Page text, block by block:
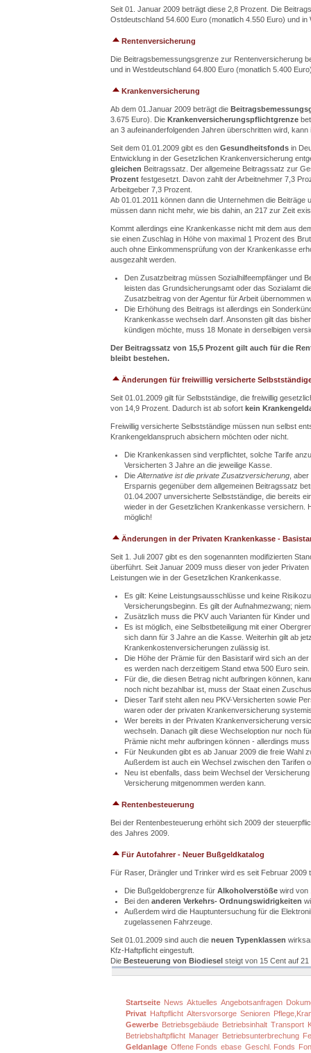
Seit 01. Januar 2009 beträgt diese 2,8 Prozent. Die
Ostdeutschland 54.600 Euro (monatlich 4.550 Euro) und
Rentenversicherung
Die Beitragsbemessungsgrenze zur Rentenversicherung
und in Westdeutschland 64.800 Euro (monatlich 5.400
Krankenversicherung
Ab dem 01.Januar 2009 beträgt die
3.675 Euro). Die Krankenversicherungspflichtgrenze
an 3 aufeinanderfolgenden Jahren überschritten wird,
Seit dem 01.01.2009 gibt es den Gesundheitsfonds in
Entwicklung in der Gesetzlichen Krankenversicherung
gleichen Beitragssatz. Der allgemeine Beitragssatz zur
Prozent festgesetzt. Davon zahlt der Arbeitnehmer 7,3
Arbeitgeber 7,3 Prozent.
Ab 01.01.2011 können dann die Unternehmen die Beiträge
müssen dann nicht mehr, wie bis dahin, an 217 zur Zeit
Kommt allerdings eine Krankenkasse nicht mit dem aus
sie einen Zuschlag in Höhe von maximal 1 Prozent des
auch ohne Einkommensprüfung von der Krankenkasse
ausgezahlt werden.
Den Zusatzbeitrag müssen Sozialhilfeempfänger und
leisten das Grundsicherungsamt oder das Sozialamt
Zusatzbeitrag von der Agentur für Arbeit übernommen
Die Erhöhung des Beitrags ist allerdings ein
Krankenkasse wechseln darf. Ansonsten gilt das
kündigen möchte, muss 18 Monate in derselbigen
Der Beitragssatz von 15,5 Prozent gilt auch für die
bleibt bestehen.
Änderungen für freiwillig versicherte
Seit 01.01.2009 gilt für Selbstständige, die freiwillig
von 14,9 Prozent. Dadurch ist ab sofort kein
Freiwillig versicherte Selbstständige müssen nun selbst
Krankengeldanspruch absichern möchten oder nicht.
Die Krankenkassen sind verpflichtet, solche Tarife
Versicherten 3 Jahre an die jeweilige Kasse.
Die Alternative ist die private Zusatzversicherung ,
Ersparnis gegenüber dem allgemeinen Beitragssatz
01.04.2007 unversicherte Selbstständige, die bereits
wieder in der Gesetzlichen Krankenkasse versichern.
möglich!
Änderungen in der Privaten Krankenkasse -
Seit 1. Juli 2007 gibt es den sogenannten modifizierten
überführt. Seit Januar 2009 muss dieser von jeder
Leistungen wie in der Gesetzlichen Krankenkasse.
Es gilt: Keine Leistungsausschlüsse und keine
Versicherungsbeginn. Es gilt der Aufnahmezwang;
Zusätzlich muss die PKV auch Varianten für Kinder
Es ist möglich, eine Selbstbeteiligung mit einer
sich dann für 3 Jahre an die Kasse. Weiterhin gilt ab
Krankenkostenversicherungen zulässig ist.
Die Höhe der Prämie für den Basistarif wird sich an
es werden nach derzeitigem Stand etwa 500 Euro sein.
Für die, die diesen Betrag nicht aufbringen können,
noch nicht bezahlbar ist, muss der Staat einen
Dieser Tarif steht allen neu PKV-Versicherten sowie
waren oder der privaten Krankenversicherung
Wer bereits in der Privaten Krankenversicherung
wechseln. Danach gilt diese Wechseloption nur noch
Prämie nicht mehr aufbringen können - allerdings
Für Neukunden gibt es ab Januar 2009 die freie Wahl
Außerdem ist auch ein Wechsel zwischen den Tarifen
Neu ist ebenfalls, dass beim Wechsel der
Versicherung mitgenommen werden kann.
Rentenbesteuerung
Bei der Rentenbesteuerung erhöht sich 2009 der
des Jahres 2009.
Für Autofahrer - Neuer Bußgeldkatalog
Für Raser, Drängler und Trinker wird es seit Februar 2009
Die Bußgeldobergrenze für Alkoholverstöße wird von
Bei den anderen Verkehrs- Ordnungswidrigkeiten
Außerdem wird die Hauptuntersuchung für die
zugelassenen Fahrzeuge.
Seit 01.01.2009 sind auch die neuen Typenklassen
Kfz-Haftpflicht eingestuft.
Die Besteuerung von Biodiesel steigt von 15 Cent auf 21
Startseite News Aktuelles Angebotsanfragen
Privat Haftpflicht Altersvorsorge Senioren
Gewerbe Betriebsgebäude Betriebsinhalt Transport
Betriebshaftpflicht Manager Betriebsunterbrechung
Geldanlage Offene Fonds ebase Geschl. Fonds